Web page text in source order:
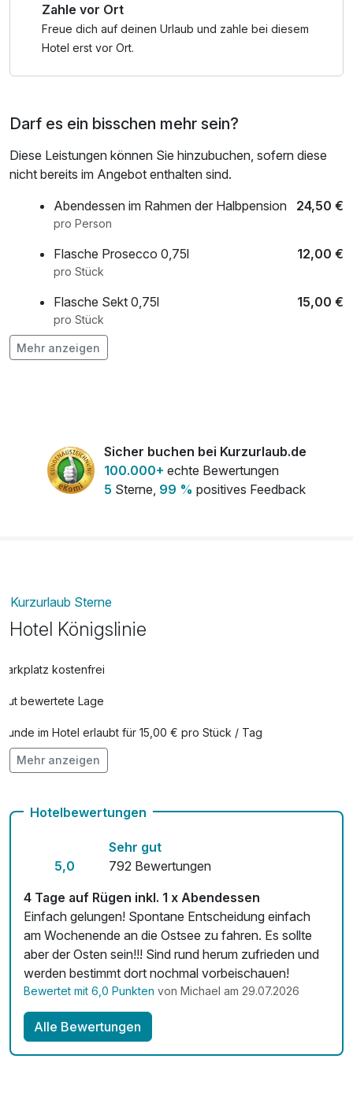
Unser ruhig und zwischen Ostsee und Wald gelegenes
Haus ist der ideale Ausgangspunkt zu all diesen und
weiteren schönen Ausflugszielen der Insel. Gut
inkludiertem Abendessen ausklingen.
Wir freuen uns auf Sie.igsstuhl im Jasmunder Nationalpark.
Im Norden der Insel Rügen erwartet Sie das Kap Arkona
Zahle vor Ort
Freue dich auf deinen Urlaub und zahle bei diesem
Hotel erst vor Ort.
Darf es ein bisschen mehr sein?
Diese Leistungen können Sie hinzubuchen, sofern diese
nicht bereits im Angebot enthalten sind.
Abendessen im Rahmen der Halbpension
24,50 €
pro Person
Flasche Prosecco 0,75l 12,00 €
pro Stück
Flasche Sekt 0,75l 15,00 €
pro Stück
Flasche Wein 0,75l
Mehr anzeigen
Sicher buchen bei Kurzurlaub.de
100.000+ echte Bewertungen
5 Sterne, 99 % positives Feedback
Kurzurlaub Sterne
Hotel Königslinie
Parkplatz kostenfrei
Gut bewertete Lage
Hunde im Hotel erlaubt für 15,00 € pro Stück / Tag
Auch vegetarische Speisen
Mehr anzeigen
Hotelbewertungen
5,0
Sehr gut
792 Bewertungen
4 Tage auf Rügen inkl. 1 x Abendessen
Einfach gelungen! Spontane Entscheidung einfach
am Wochenende an die Ostsee zu fahren. Es sollte
aber der Osten sein!!! Sind rund herum zufrieden und
werden bestimmt dort nochmal vorbeischauen!
Bewertet mit 6,0 Punkten von Michael am 29.07.2026
Alle Bewertungen